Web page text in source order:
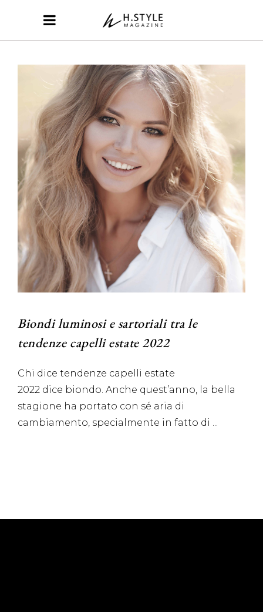
Biondi luminosi e sartoriali tra le
tendenze capelli estate 2022
Chi dice tendenze capelli estate
2022 dice biondo. Anche quest’anno, la bella
stagione ha portato con sé aria di
cambiamento, specialmente in fatto di